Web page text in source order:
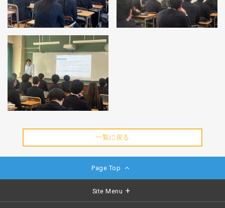
一覧に戻る
Page Top
Site Menu